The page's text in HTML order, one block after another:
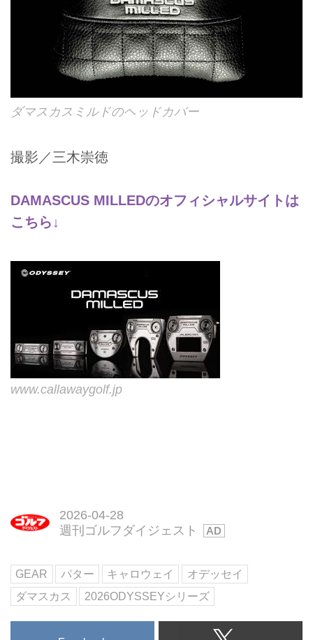
ダマスカスミルドのヘッドカバー
撮影／三木崇徳
DAMASCUS MILLEDのオフィシャルサイトは
こちら↓
www.callawaygolf.jp
2026-04-28
週刊ゴルフダイジェスト
GEAR パター キャロウェイ
オデッセイ
ダマスカス
2026ODYSSEYシリーズ